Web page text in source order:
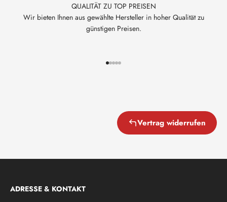
QUALITÄT ZU TOP PREISEN
Wir bieten Ihnen aus gewählte Hersteller in hoher Qualität zu
günstigen Preisen.
Gehe zu Element 1
Gehe zu Element 2
Gehe zu Element 3
Gehe zu Element 4
Gehe zu Element 5
Vertrag widerrufen
ADRESSE & KONTAKT